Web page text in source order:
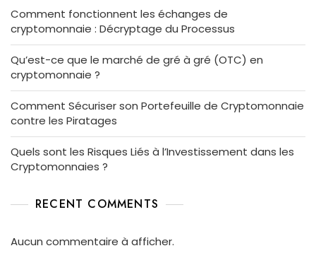
Comment fonctionnent les échanges de
cryptomonnaie : Décryptage du Processus
Qu’est-ce que le marché de gré à gré (OTC) en
cryptomonnaie ?
Comment Sécuriser son Portefeuille de Cryptomonnaie
contre les Piratages
Quels sont les Risques Liés à l’Investissement dans les
Cryptomonnaies ?
RECENT COMMENTS
Aucun commentaire à afficher.